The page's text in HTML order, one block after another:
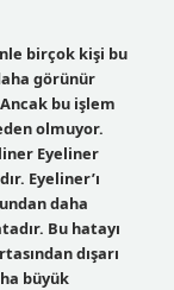
birçok kişi bu
görünür
bu işlem
olmuyor.
Eyeliner
Eyeliner’ı
daha
Bu hatayı
dışarı
büyük